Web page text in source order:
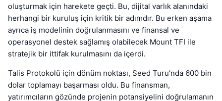
oluşturmak için harekete geçti. Bu, dijital varlık alanındaki
herhangi bir kuruluş için kritik bir adımdır. Bu erken aşama
ayrıca iş modelinin doğrulanmasını ve finansal ve
operasyonel destek sağlamış olabilecek Mount TFI ile
stratejik bir ittifak kurulmasını da içerdi.
Talis Protokolü için dönüm noktası, Seed Turu'nda 600 bin
dolar toplamayı başarması oldu. Bu finansman,
yatırımcıların gözünde projenin potansiyelini doğrulamanın